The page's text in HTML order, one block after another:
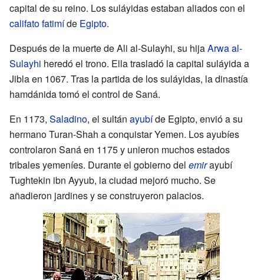
capital de su reino. Los suláyidas estaban aliados con el
califato fatimíde Egipto.
Después de la muerte de Ali al-Sulayhi, su hijaArwa al-
Sulayhi heredó el trono. Ella trasladó la capital suláyida a
Jibla en 1067. Tras la partida de los suláyidas, la dinastía
hamdánida tomó el control de Saná.
En 1173, Saladino, el sultán ayubíde Egipto, envió a su
hermano Turan-Shah a conquistar Yemen. Los ayubíes
controlaron Saná en 1175 y unieron muchos estados
tribales yemeníes. Durante el gobierno del emirayubí
Tughtekin ibn Ayyub, la ciudad mejoró mucho. Se
añadieron jardines y se construyeron palacios.